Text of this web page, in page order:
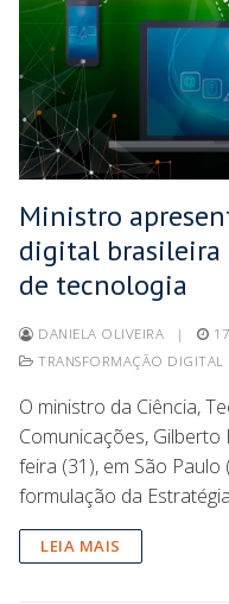
Ministro
digital brasileira
de tecnologia
DANIELA OLIVEIRA |
TRANSFORMAÇÃO DIGITAL
O ministro da Ciência,
Comunicações,
feira (31), em São
formulação da
LEIA MAIS